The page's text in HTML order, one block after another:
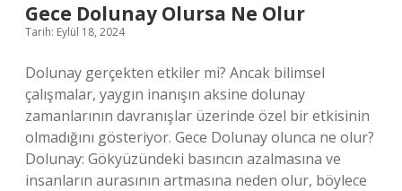
Gece Dolunay Olursa Ne Olur
Tarih: Eylül 18, 2024
Dolunay gerçekten etkiler mi? Ancak bilimsel
çalışmalar, yaygın inanışın aksine dolunay
zamanlarının davranışlar üzerinde özel bir etkisinin
olmadığını gösteriyor. Gece Dolunay olunca ne olur?
Dolunay: Gökyüzündeki basıncın azalmasına ve
insanların aurasının artmasına neden olur, böylece